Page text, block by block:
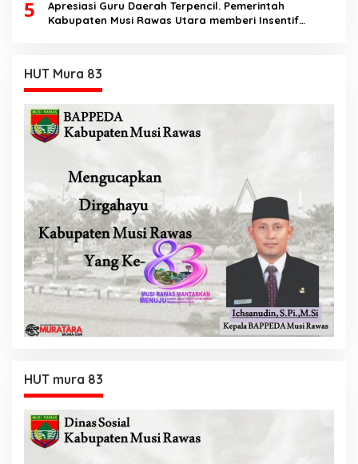
5
Apresiasi Guru Daerah Terpencil. Pemerintah
Kabupaten Musi Rawas Utara memberi Insentif
HUT Mura 83
HUT mura 83